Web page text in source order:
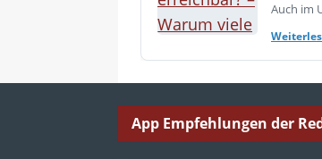
Auch im
App Empfehlungen der